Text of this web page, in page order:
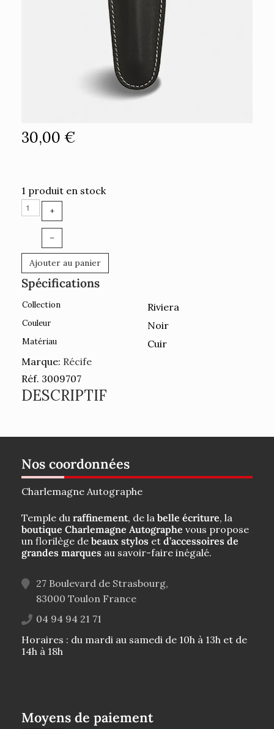
30,00 €
1 produit en stock
+
–
Ajouter au panier
Spécifications
Collection Riviera
Couleur Noir
Matériau
Cuir
Marque: Récife
Réf. 3009707
DESCRIPTIF
Nos coordonnées
Charlemagne Autographe
Temple du raffinement, de la belle écriture, la
boutique Charlemagne Autographe vous propose
un florilège de beaux stylos et d’accessoires de
grandes marques au savoir-faire inégalé.
27 Boulevard de Strasbourg,
83000 Toulon France
04 94 94 21 71
Horaires : du mardi au samedi de 10h à 13h et de
14h à 18h
Moyens de paiement